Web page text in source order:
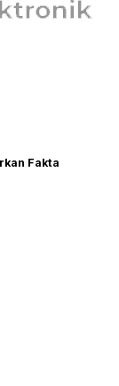
Fakta